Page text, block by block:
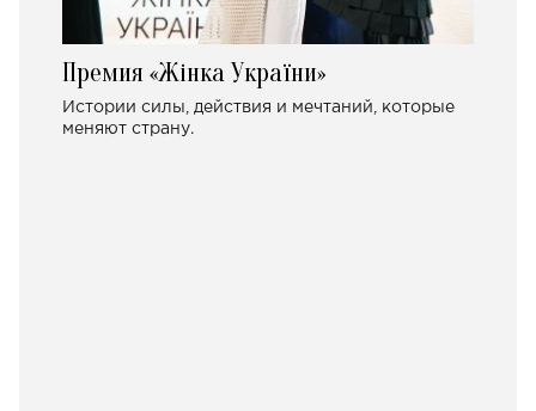
Премия «Жінка України»
Истории силы, действия и мечтаний, которые
меняют страну.